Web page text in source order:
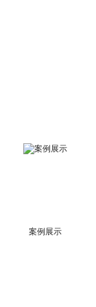
案例展示